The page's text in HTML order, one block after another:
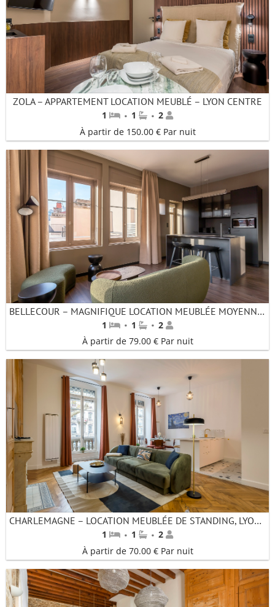
ZOLA – APPARTEMENT LOCATION MEUBLÉ – LYON CENTRE
1 · 1 · 2
À partir de 150.00 € Par nuit
BELLECOUR – MAGNIFIQUE LOCATION MEUBLÉE MOYENNE DURÉE- APPARTEMENT AVEC TERRASSE – LYON 2
1 · 1 · 2
À partir de 79.00 € Par nuit
CHARLEMAGNE – LOCATION MEUBLÉE DE STANDING, LYON CENTRE
1 · 1 · 2
À partir de 70.00 € Par nuit